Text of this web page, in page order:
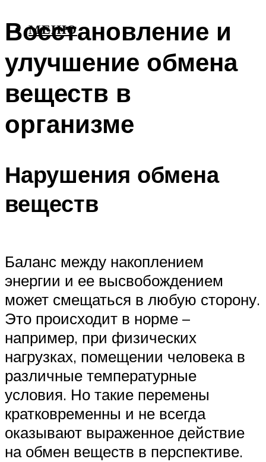
МЕНЮ
Восстановление и
улучшение обмена
веществ в
организме
Нарушения обмена
веществ
Баланс между накоплением
энергии и ее высвобождением
может смещаться в любую сторону.
Это происходит в норме –
например, при физических
нагрузках, помещении человека в
различные температурные
условия. Но такие перемены
кратковременны и не всегда
оказывают выраженное действие
на обмен веществ в перспективе.